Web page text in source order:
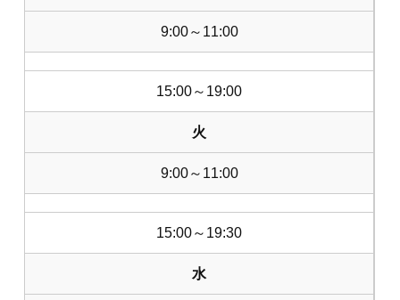
9:00～11:00
15:00～19:00
火
9:00～11:00
15:00～19:30
水